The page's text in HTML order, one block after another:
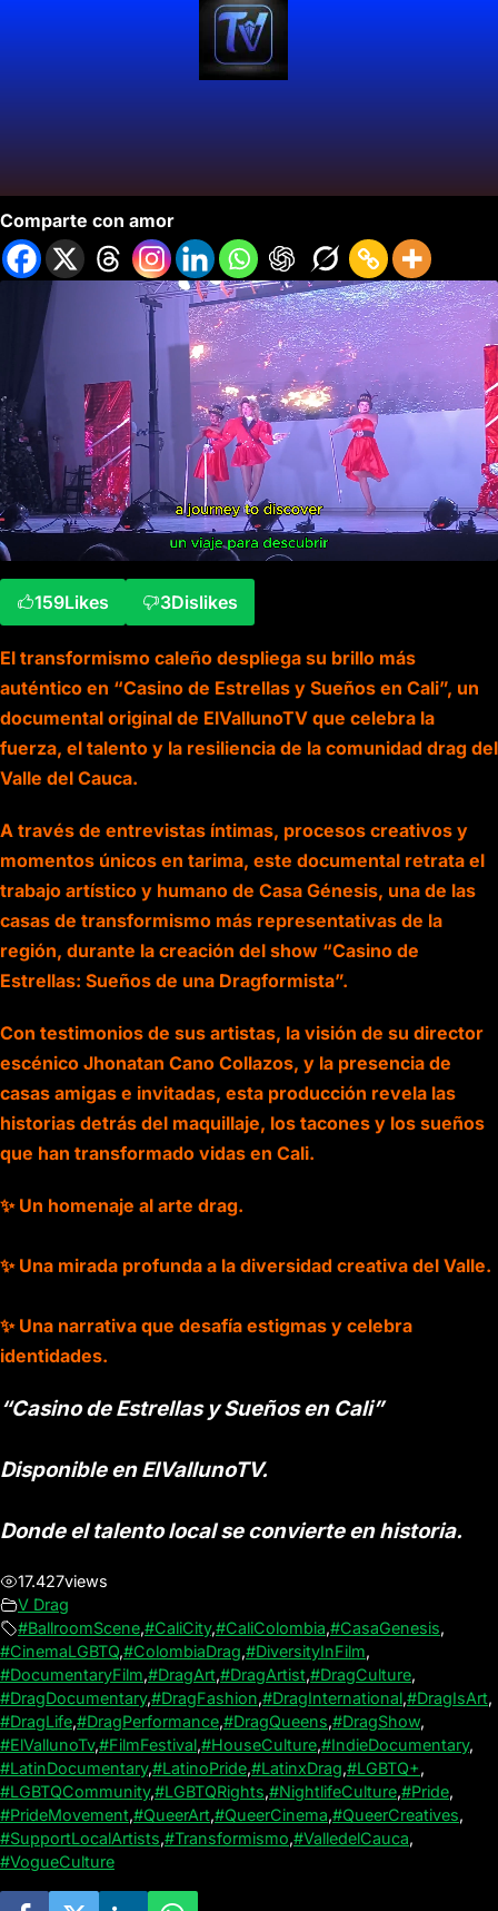
Comparte con amor
159Likes 3Dislikes
El transformismo caleño despliega su brillo más
auténtico en “Casino de Estrellas y Sueños en Cali”, un
documental original de ElVallunoTV que celebra la
fuerza, el talento y la resiliencia de la comunidad drag del
Valle del Cauca.
A través de entrevistas íntimas, procesos creativos y
momentos únicos en tarima, este documental retrata el
trabajo artístico y humano de Casa Génesis, una de las
casas de transformismo más representativas de la
región, durante la creación del show “Casino de
Estrellas: Sueños de una Dragformista”.
Con testimonios de sus artistas, la visión de su director
escénico Jhonatan Cano Collazos, y la presencia de
casas amigas e invitadas, esta producción revela las
historias detrás del maquillaje, los tacones y los sueños
que han transformado vidas en Cali.
✨ Un homenaje al arte drag.
✨ Una mirada profunda a la diversidad creativa del Valle.
✨ Una narrativa que desafía estigmas y celebra
identidades.
“Casino de Estrellas y Sueños en Cali”
Disponible en ElVallunoTV.
Donde el talento local se convierte en historia.
17.427views
V Drag
#BallroomScene,#CaliCity,#CaliColombia,#CasaGenesis,
#CinemaLGBTQ,#ColombiaDrag,#DiversityInFilm,
#DocumentaryFilm,#DragArt,#DragArtist,#DragCulture,
#DragDocumentary,#DragFashion,#DragInternational,#DragIsArt,
#DragLife,#DragPerformance,#DragQueens,#DragShow,
#ElVallunoTv,#FilmFestival,#HouseCulture,#IndieDocumentary,
#LatinDocumentary,#LatinoPride,#LatinxDrag,#LGBTQ+,
#LGBTQCommunity,#LGBTQRights,#NightlifeCulture,#Pride,
#PrideMovement,#QueerArt,#QueerCinema,#QueerCreatives,
#SupportLocalArtists,#Transformismo,#ValledelCauca,
#VogueCulture